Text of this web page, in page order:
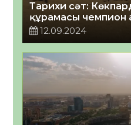
Тарихи сәт:
құрамасы чемпион
12.09.2024